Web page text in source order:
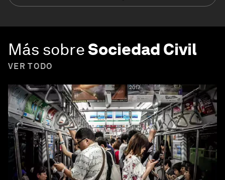
Más sobreSociedad Civil
VER TODO